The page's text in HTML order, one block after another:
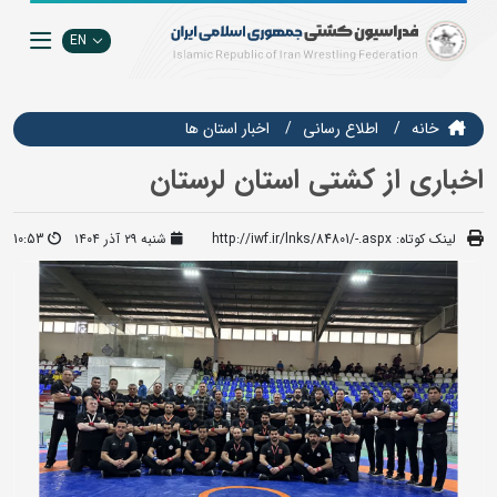
EN
خانه اطلاع رسانی اخبار استان ها
اخباری از کشتی استان لرستان
لینک کوتاه: http://iwf.ir/lnks/84801/-.aspx شنبه ۲۹ آذر ۱۴۰۴ 10:53